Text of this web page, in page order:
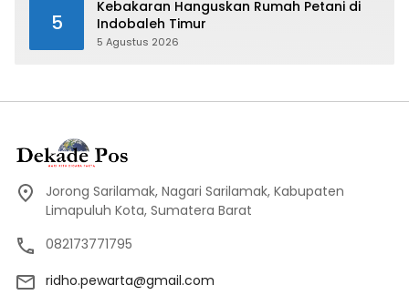
5
Kebakaran Hanguskan Rumah Petani di
Indobaleh Timur
5 Agustus 2026
Jorong Sarilamak, Nagari Sarilamak, Kabupaten
Limapuluh Kota, Sumatera Barat
082173771795
ridho.pewarta@gmail.com